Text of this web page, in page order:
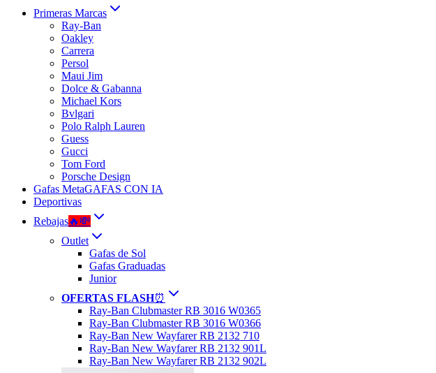
Primeras Marcas
Ray-Ban
Oakley
Carrera
Persol
Maui Jim
Dolce & Gabanna
Michael Kors
Bvlgari
Polo Ralph Lauren
Guess
Gucci
Tom Ford
Porsche Design
Gafas MetaGAFAS CON IA
Deportivas
Rebajas🔥💸
Outlet
Gafas de Sol
Gafas Graduadas
Junior
OFERTAS FLASH⏰
Ray-Ban Clubmaster RB 3016 W0365
Ray-Ban Clubmaster RB 3016 W0366
Ray-Ban New Wayfarer RB 2132 710
Ray-Ban New Wayfarer RB 2132 901L
Ray-Ban New Wayfarer RB 2132 902L